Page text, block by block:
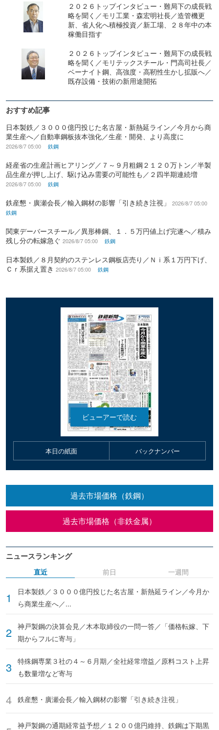
２０２６トップインタビュー・難局下の成長戦
略を聞く／モリ工業・森宏明社長／造管機更
新、省人化へ積極投資／新工場、２８年中の本
稼働目指す
２０２６トップインタビュー・難局下の成長戦
略を聞く／モリテックスチール・門高司社長／
ベーナイト鋼、高強度・高靭性生かし拡販へ／
既存設備・技術の新用途開拓
おすすめ記事
日本製鉄／３０００億円投じた名古屋・新熱延ライン／今月から商
業生産へ／自動車鋼板抜本強化／生産・開発、より高度に
2026/8/7 05:00 鉄鋼
経産省の生産計画ヒアリング／７～９月粗鋼２１２０万トン／半製
品生産が押し上げ、駆け込み需要の可能性も／２四半期連続増
2026/8/7 05:00 鉄鋼
鉄産懇・廣瀬会長／輸入鋼材の影響「引き続き注視」
2026/8/7 05:00
鉄鋼
関東デーバースチール／異形棒鋼、１．５万円値上げ完遂へ／積み
残し分の転嫁急ぐ 2026/8/7 05:00 鉄鋼
日本製鉄／８月契約のステンレス鋼板店売り／Ｎｉ系１万円下げ、
Ｃｒ系据え置き 2026/8/7 05:00 鉄鋼
本日の紙面 バックナンバー
過去市場価格（鉄鋼）
過去市場価格（非鉄金属）
ニュースランキング
直近
日本製鉄／３０００億円投じた名古屋・新熱延ライン／今月か
ら商業生産へ／...
神戸製鋼の決算会見／木本取締役の一問一答／「価格転嫁、下
期からフルに寄与」
特殊鋼専業３社の４～６月期／全社経常増益／原料コスト上昇
も数量増など寄与
鉄産懇・廣瀬会長／輸入鋼材の影響「引き続き注視」
神戸製鋼の通期経常益予想／１２００億円維持、鉄鋼は下期黒
前日 一週間